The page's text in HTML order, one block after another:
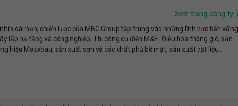
Xem trang công ty
dài hạn, chiến lược của MBG Group tập trung vào những lĩnh vực bền vững
lắp hạ tầng và công nghiệp, Thi công cơ điện M&E- Điều hòa thông gió, sản
hiệu Maxxbau, sản xuất sơn và các chất phủ bề mặt, sản xuất vật liệu...